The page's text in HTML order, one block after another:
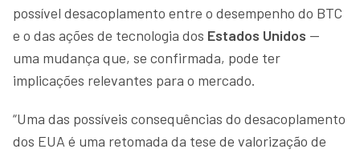
possível desacoplamento entre o desempenho do BTC
e o das ações de tecnologia dos Estados Unidos —
uma mudança que, se confirmada, pode ter
implicações relevantes para o mercado.
“Uma das possíveis consequências do desacoplamento
dos EUA é uma retomada da tese de valorização de